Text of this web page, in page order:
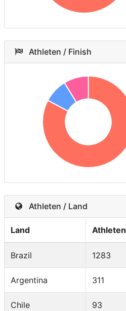
Athleten / Finish
Athleten / Land
Land Athleten
Brazil 1283
Argentina 311
Chile 93